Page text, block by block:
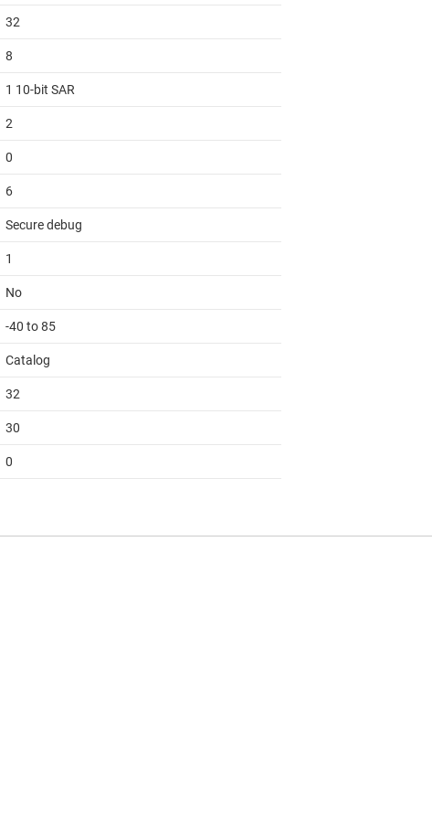
32
8
1 10-bit SAR
2
0
6
Secure debug
1
No
-40 to 85
Catalog
32
30
0